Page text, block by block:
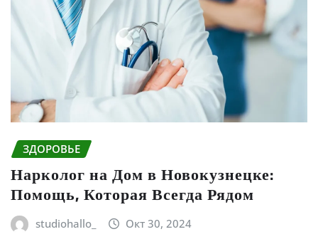
ЗДОРОВЬЕ
Нарколог на Дом в Новокузнецке:
Помощь, Которая Всегда Рядом
studiohallo_ Окт 30, 2024